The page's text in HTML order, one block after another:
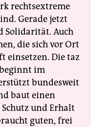
rechtsextreme
Gerade jetzt
Solidarität. Auch
die sich vor Ort
einsetzen. Die taz
im
bundesweit
baut einen
und Erhalt
guten, frei